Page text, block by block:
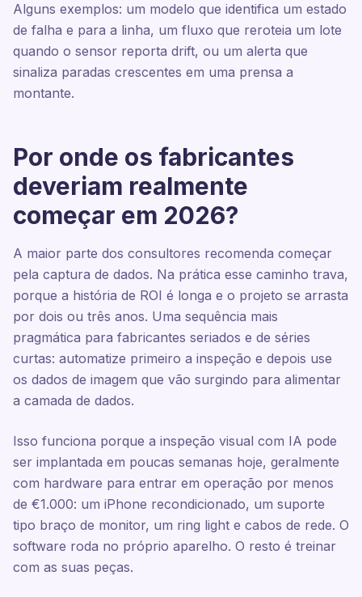
Alguns exemplos: um modelo que identifica um estado
de falha e para a linha, um fluxo que reroteia um lote
quando o sensor reporta drift, ou um alerta que
sinaliza paradas crescentes em uma prensa a
montante.
Por onde os fabricantes
deveriam realmente
começar em 2026?
A maior parte dos consultores recomenda começar
pela captura de dados. Na prática esse caminho trava,
porque a história de ROI é longa e o projeto se arrasta
por dois ou três anos. Uma sequência mais
pragmática para fabricantes seriados e de séries
curtas: automatize primeiro a inspeção e depois use
os dados de imagem que vão surgindo para alimentar
a camada de dados.
Isso funciona porque a inspeção visual com IA pode
ser implantada em poucas semanas hoje, geralmente
com hardware para entrar em operação por menos
de €1.000: um iPhone recondicionado, um suporte
tipo braço de monitor, um ring light e cabos de rede. O
software roda no próprio aparelho. O resto é treinar
com as suas peças.